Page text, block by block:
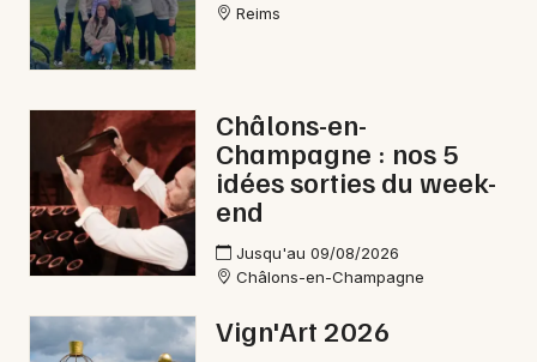
Reims
Châlons-en-
Champagne : nos 5
idées sorties du week-
end
Jusqu'au 09/08/2026
Châlons-en-Champagne
Vign'Art 2026